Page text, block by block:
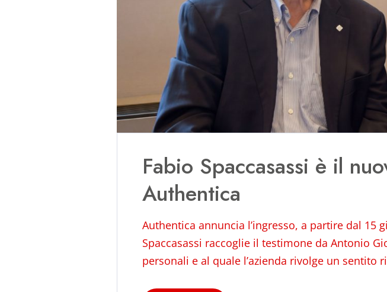
Fabio Spaccasassi è il
Authentica
Authentica annuncia l’ingresso, a partire dal 15
Spaccasassi raccoglie il testimone da Antonio
personali e al quale l’azienda rivolge un sentito